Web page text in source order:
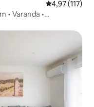
4,97 de uma
4,97 (117)
• Varanda •